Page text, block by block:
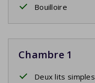
Bouilloire
Chambre 1
Deux lits simples